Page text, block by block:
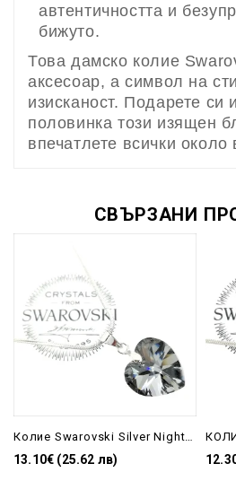
автентичността и
бижуто.
Това дамско колие
аксесоар, а символ на
изисканост. Подарете си
половинка този изящен
впечатлете всички около
СВЪРЗАНИ
13.10€ (25.62 лв)